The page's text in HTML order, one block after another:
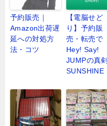
予約販売｜
Amazon出荷遅
延への対処方
法・コツ
【電脳せど
り】予約販
売・転売で
Hey! Say!
JUMPの真剣
SUNSHINE